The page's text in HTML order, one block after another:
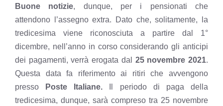
Buone notizie, dunque, per i pensionati che
attendono l’assegno extra. Dato che, solitamente, la
tredicesima viene riconosciuta a partire dal 1°
dicembre, nell’anno in corso considerando gli anticipi
dei pagamenti, verrà erogata dal 25 novembre 2021.
Questa data fa riferimento ai ritiri che avvengono
presso Poste Italiane. Il periodo di paga della
tredicesima, dunque, sarà compreso tra 25 novembre